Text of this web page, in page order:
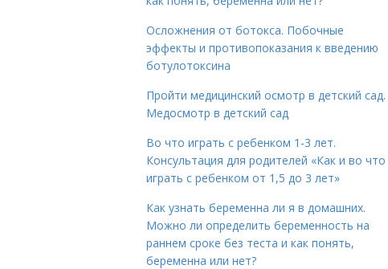
Осложнения от ботокса. Побочные
эффекты и противопоказания к введению
ботулотоксина
Пройти медицинский осмотр в детский сад.
Медосмотр в детский сад
Во что играть с ребенком 1-3 лет.
Консультация для родителей «Как и во что
играть с ребенком от 1,5 до 3 лет»
Как узнать беременна ли я в домашних.
Можно ли определить беременность на
раннем сроке без теста и как понять,
беременна или нет?